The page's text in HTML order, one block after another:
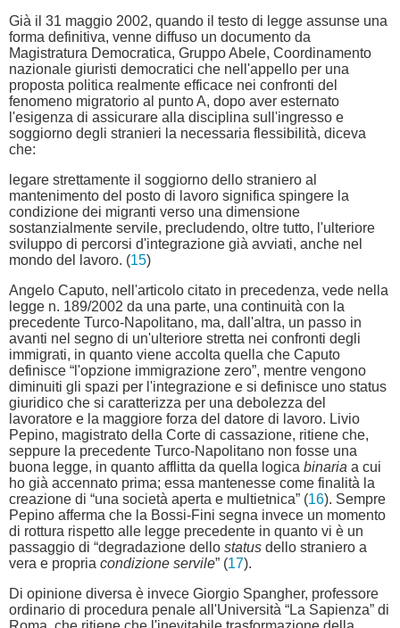
Già il 31 maggio 2002, quando il testo di legge assunse una
forma definitiva, venne diffuso un documento da
Magistratura Democratica, Gruppo Abele, Coordinamento
nazionale giuristi democratici che nell'appello per una
proposta politica realmente efficace nei confronti del
fenomeno migratorio al punto A, dopo aver esternato
l'esigenza di assicurare alla disciplina sull'ingresso e
soggiorno degli stranieri la necessaria flessibilità, diceva
che:
legare strettamente il soggiorno dello straniero al
mantenimento del posto di lavoro significa spingere la
condizione dei migranti verso una dimensione
sostanzialmente servile, precludendo, oltre tutto, l'ulteriore
sviluppo di percorsi d'integrazione già avviati, anche nel
mondo del lavoro. (15)
Angelo Caputo, nell'articolo citato in precedenza, vede nella
legge n. 189/2002 da una parte, una continuità con la
precedente Turco-Napolitano, ma, dall'altra, un passo in
avanti nel segno di un'ulteriore stretta nei confronti degli
immigrati, in quanto viene accolta quella che Caputo
definisce “l'opzione immigrazione zero”, mentre vengono
diminuiti gli spazi per l'integrazione e si definisce uno status
giuridico che si caratterizza per una debolezza del
lavoratore e la maggiore forza del datore di lavoro. Livio
Pepino, magistrato della Corte di cassazione, ritiene che,
seppure la precedente Turco-Napolitano non fosse una
buona legge, in quanto afflitta da quella logica binaria a cui
ho già accennato prima; essa mantenesse come finalità la
creazione di “una società aperta e multietnica” (16). Sempre
Pepino afferma che la Bossi-Fini segna invece un momento
di rottura rispetto alle legge precedente in quanto vi è un
passaggio di “degradazione dello status dello straniero a
vera e propria condizione servile” (17).
Di opinione diversa è invece Giorgio Spangher, professore
ordinario di procedura penale all'Università “La Sapienza” di